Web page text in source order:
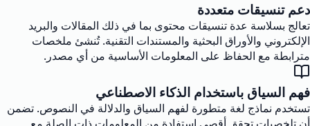
دعم تنسيقات متعددة
تعالج بسلاسة عدة تنسيقات محتوى بما في ذلك المقالات والبريد
الإلكتروني والأوراق البحثية والمستندات التقنية. تُنشئ ملخصات
مترابطة مع الحفاظ على المعلومات الأساسية من أي مصدر.
فهم السياق باستخدام الذكاء الاصطناعي
تستخدم نماذج لغة متطورة لفهم السياق والدلالة في النصوص. تضمن